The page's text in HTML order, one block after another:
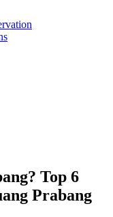
Top 6
Prabang